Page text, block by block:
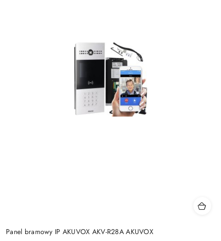
Panel bramowy IP AKUVOX AKV-R28A AKUVOX